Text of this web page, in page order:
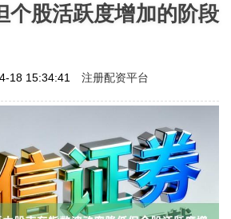
个股活跃度增加的阶段
18 15:34:41 注册配资平台